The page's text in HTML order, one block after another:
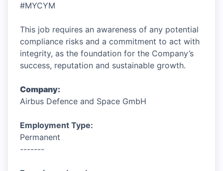
#MYCYM
This job requires an awareness of any potential
compliance risks and a commitment to act with
integrity, as the foundation for the Company’s
success, reputation and sustainable growth.
Company:
Airbus Defence and Space GmbH
Employment Type:
Permanent
-------